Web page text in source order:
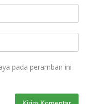
pada peramban ini